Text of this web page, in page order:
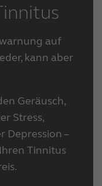
auf
kann aber
Geräusch,
Stress,
Depression –
Tinnitus